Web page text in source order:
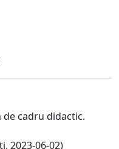
cadru didactic.
2023-06-02)